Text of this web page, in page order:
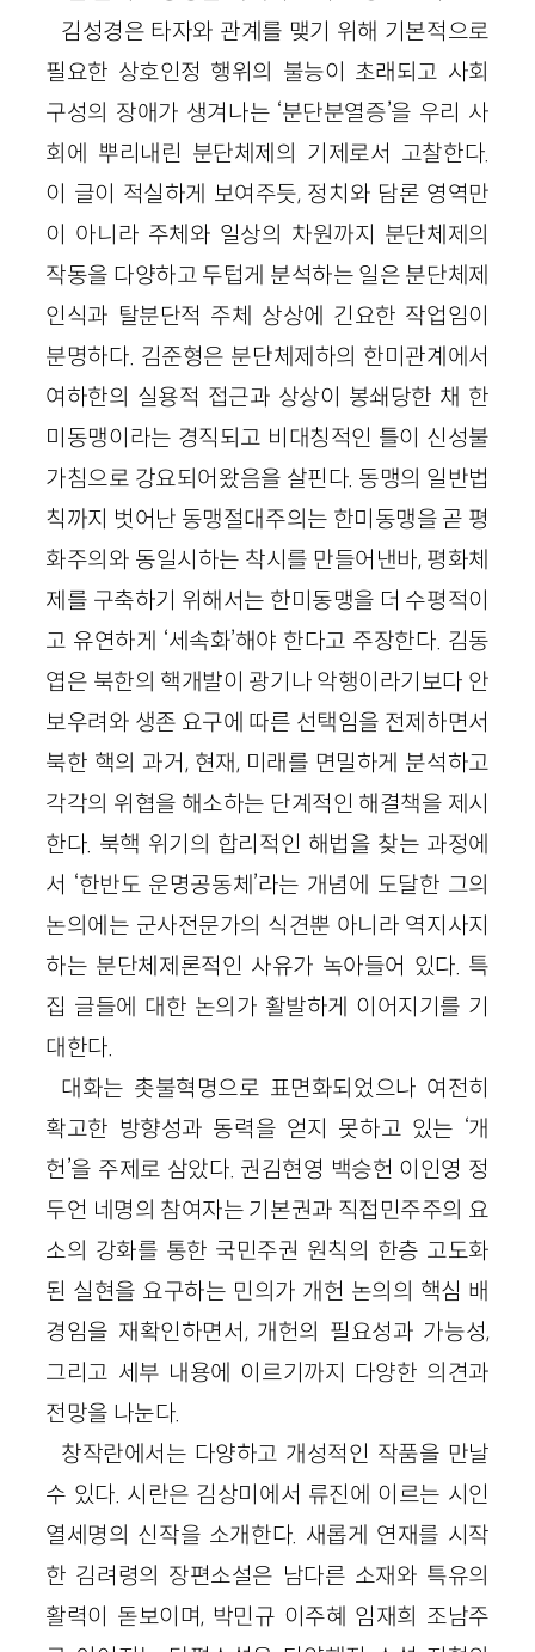
김성경은 타자와 관계를 맺기 위해 기본적으로
필요한 상호인정 행위의 불능이 초래되고 사회
구성의 장애가 생겨나는 ‘분단분열증’을 우리 사
회에 뿌리내린 분단체제의 기제로서 고찰한다.
이 글이 적실하게 보여주듯, 정치와 담론 영역만
이 아니라 주체와 일상의 차원까지 분단체제의
작동을 다양하고 두텁게 분석하는 일은 분단체제
인식과 탈분단적 주체 상상에 긴요한 작업임이
분명하다. 김준형은 분단체제하의 한미관계에서
여하한의 실용적 접근과 상상이 봉쇄당한 채 한
미동맹이라는 경직되고 비대칭적인 틀이 신성불
가침으로 강요되어왔음을 살핀다. 동맹의 일반법
칙까지 벗어난 동맹절대주의는 한미동맹을 곧 평
화주의와 동일시하는 착시를 만들어낸바, 평화체
제를 구축하기 위해서는 한미동맹을 더 수평적이
고 유연하게 ‘세속화’해야 한다고 주장한다. 김동
엽은 북한의 핵개발이 광기나 악행이라기보다 안
보우려와 생존 요구에 따른 선택임을 전제하면서
북한 핵의 과거, 현재, 미래를 면밀하게 분석하고
각각의 위협을 해소하는 단계적인 해결책을 제시
한다. 북핵 위기의 합리적인 해법을 찾는 과정에
서 ‘한반도 운명공동체’라는 개념에 도달한 그의
논의에는 군사전문가의 식견뿐 아니라 역지사지
하는 분단체제론적인 사유가 녹아들어 있다. 특
집 글들에 대한 논의가 활발하게 이어지기를 기
대한다.
대화는 촛불혁명으로 표면화되었으나 여전히
확고한 방향성과 동력을 얻지 못하고 있는 ‘개
헌’을 주제로 삼았다. 권김현영 백승헌 이인영 정
두언 네명의 참여자는 기본권과 직접민주주의 요
소의 강화를 통한 국민주권 원칙의 한층 고도화
된 실현을 요구하는 민의가 개헌 논의의 핵심 배
경임을 재확인하면서, 개헌의 필요성과 가능성,
그리고 세부 내용에 이르기까지 다양한 의견과
전망을 나눈다.
창작란에서는 다양하고 개성적인 작품을 만날
수 있다. 시란은 김상미에서 류진에 이르는 시인
열세명의 신작을 소개한다. 새롭게 연재를 시작
한 김려령의 장편소설은 남다른 소재와 특유의
활력이 돋보이며, 박민규 이주혜 임재희 조남주